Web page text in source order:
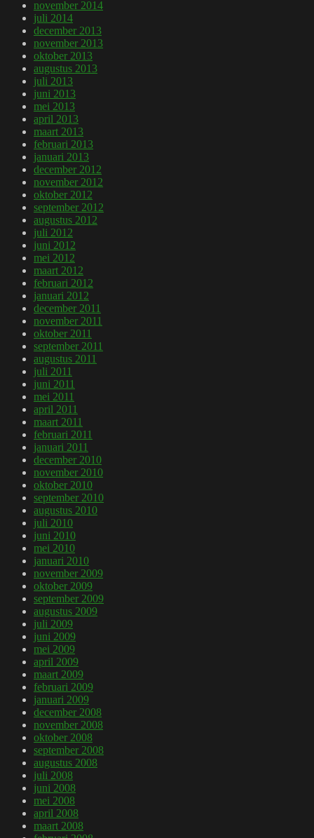
november 2014
juli 2014
december 2013
november 2013
oktober 2013
augustus 2013
juli 2013
juni 2013
mei 2013
april 2013
maart 2013
februari 2013
januari 2013
december 2012
november 2012
oktober 2012
september 2012
augustus 2012
juli 2012
juni 2012
mei 2012
maart 2012
februari 2012
januari 2012
december 2011
november 2011
oktober 2011
september 2011
augustus 2011
juli 2011
juni 2011
mei 2011
april 2011
maart 2011
februari 2011
januari 2011
december 2010
november 2010
oktober 2010
september 2010
augustus 2010
juli 2010
juni 2010
mei 2010
januari 2010
november 2009
oktober 2009
september 2009
augustus 2009
juli 2009
juni 2009
mei 2009
april 2009
maart 2009
februari 2009
januari 2009
december 2008
november 2008
oktober 2008
september 2008
augustus 2008
juli 2008
juni 2008
mei 2008
april 2008
maart 2008